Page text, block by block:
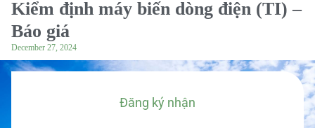
Kiểm định máy biến dòng điện (TI) –
Báo giá
December 27, 2024
Đăng ký nhận